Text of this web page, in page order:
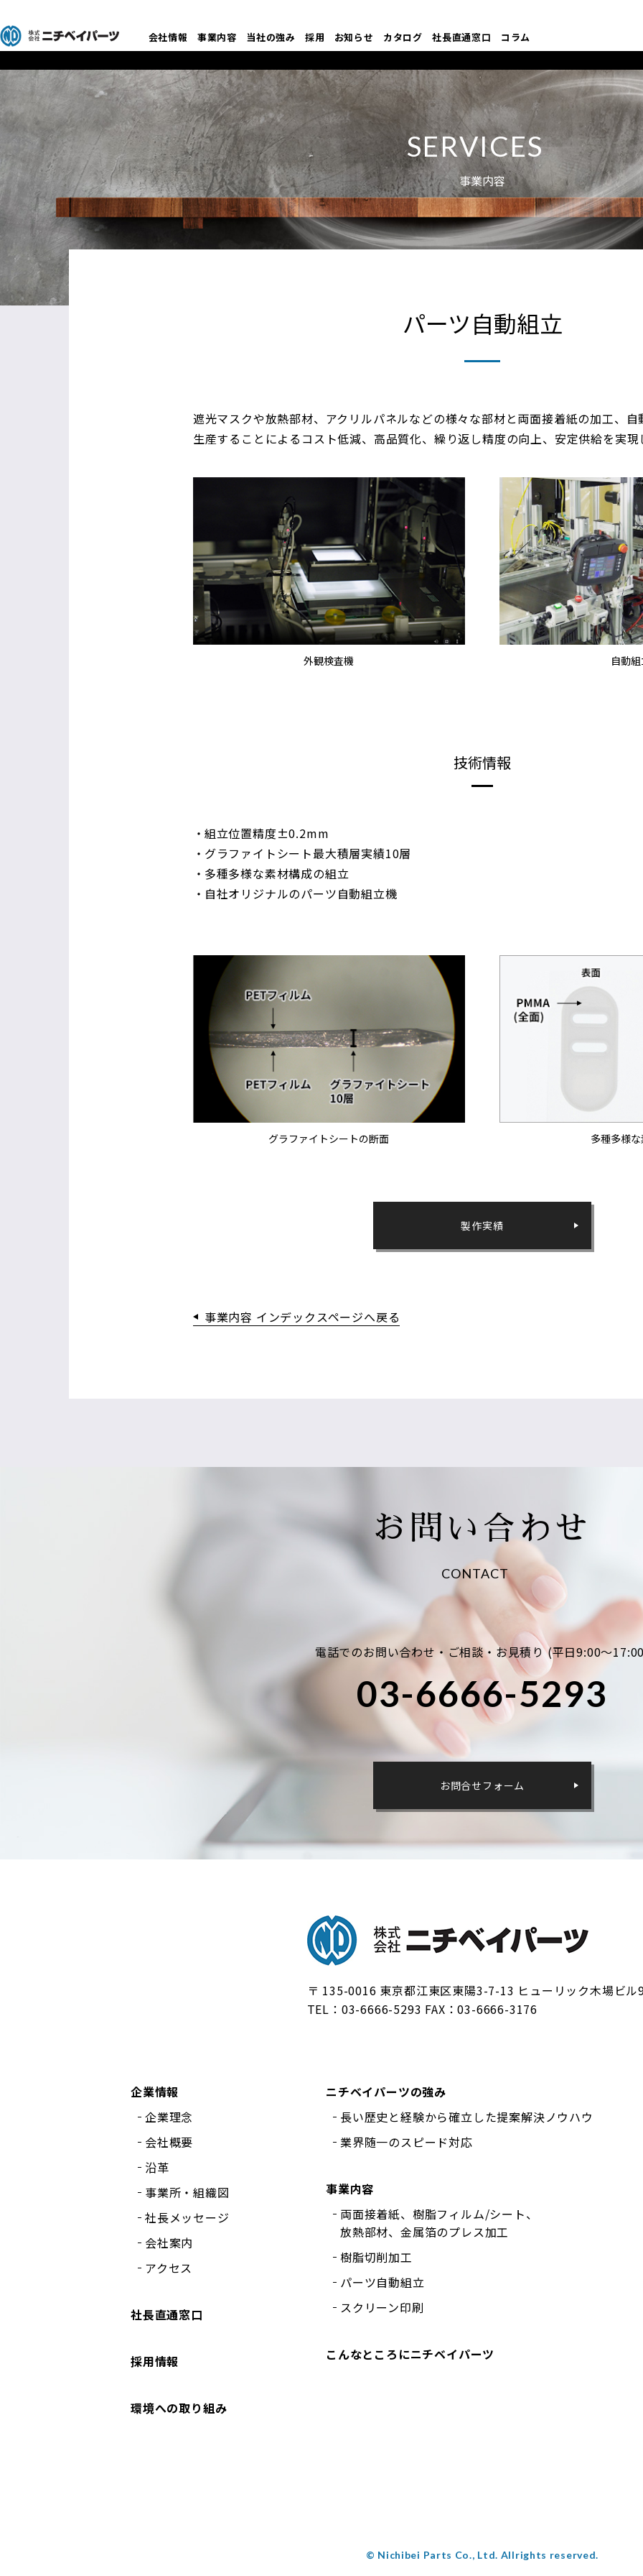
会社情報 事業内容 当社の強み 採用 お知らせ カタログ 社長直通窓口 コラム
SERVICES
事業内容
パーツ自動組立
遮光マスクや放熱部材、アクリルパネルなどの様々な部材と両面接着紙の加工、
生産することによるコスト低減、高品質化、繰り返し精度の向上、安定供給を実現
外観検査機 自動
技術情報
組立位置精度±0.2mm
グラファイトシート最大積層実績10層
多種多様な素材構成の組立
自社オリジナルのパーツ自動組立機
グラファイトシートの断面 多種多様
製作実績
事業内容 インデックスページへ戻る
お問い合わせ
CONTACT
電話でのお問い合わせ・ご相談・お見積り(平日9:00～
03-6666-5293
お問合せフォーム
〒 135-0016 東京都江東区東陽3-7-13 ヒューリック木場ビル
TEL： 03-6666-5293 FAX：03-6666-3176
企業情報
企業理念
会社概要
沿革
事業所・組織図
社長メッセージ
会社案内
アクセス
社長直通窓口
採用情報
環境への取り組み
ニチベイパーツの強み
長い歴史と経験から確立した提案解決ノウハウ
業界随一のスピード対応
事業内容
両面接着紙、樹脂フィルム/シート、
放熱部材、金属箔のプレス加工
樹脂切削加工
パーツ自動組立
スクリーン印刷
こんなところにニチベイパーツ
© Nichibei Parts Co., Ltd. Allrights reserved.